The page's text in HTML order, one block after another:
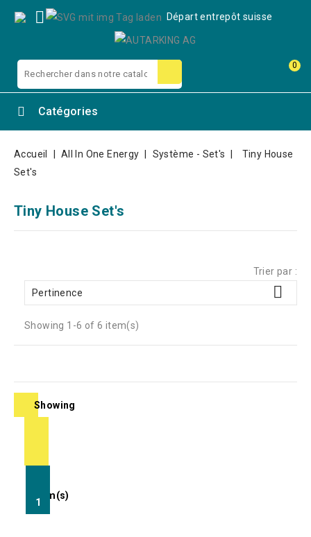
Départ entrepôt suisse
0

Catégories
Accueil All In One Energy Système - Set's
Tiny House
Set's
Tiny House Set's
Trier par :
Pertinence

Showing 1-6 of 6 item(s)
Showing
item(s)
1